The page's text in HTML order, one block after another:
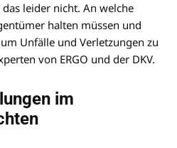
leider nicht. An welche
halten müssen und
Unfälle und Verletzungen zu
von ERGO und der DKV.
im